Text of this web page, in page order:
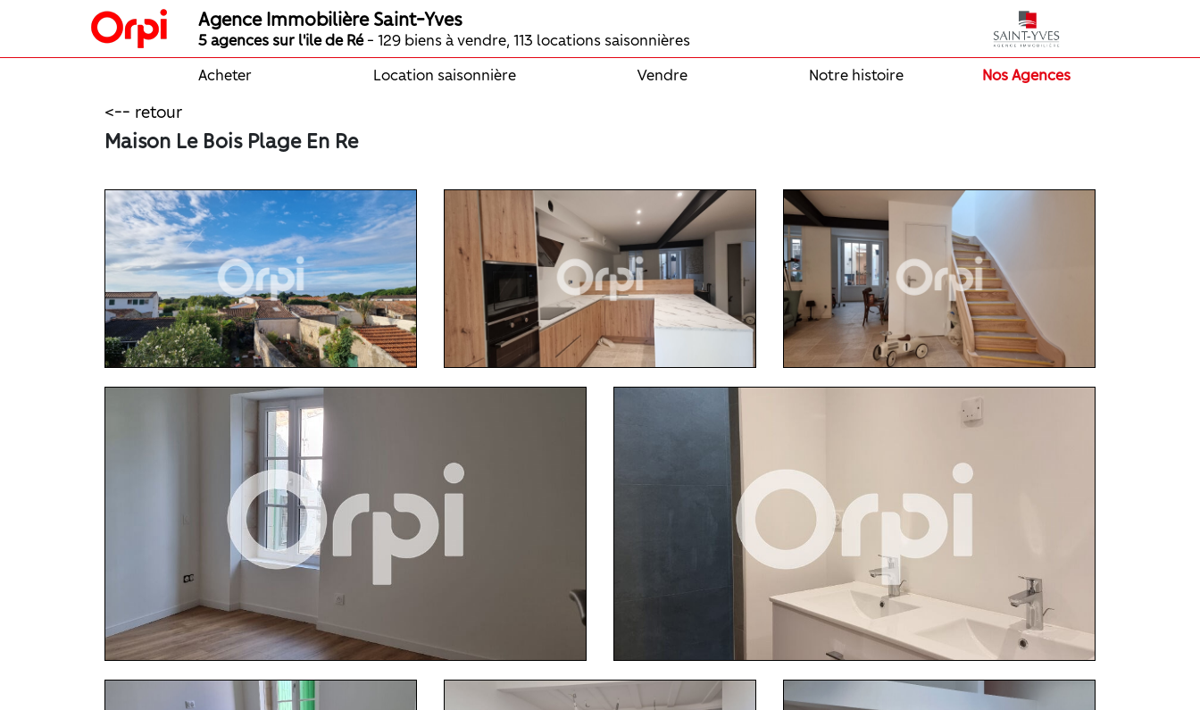
Agence Immobilière Saint-Yves
5 agences sur l'ile de Ré- 129 biens à vendre, 113 locations saisonnières
Nos Agences
Acheter Location saisonnière Vendre Notre histoire
<-- retour
Maison Le Bois Plage En Re